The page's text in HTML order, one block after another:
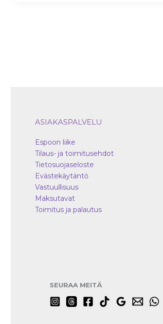
ASIAKASPALVELU
Espoon liike
Tilaus- ja toimitusehdot
Tietosuojaseloste
Evästekäytäntö
Vastuullisuus
Maksutavat
Toimitus ja palautus
SEURAA MEITÄ